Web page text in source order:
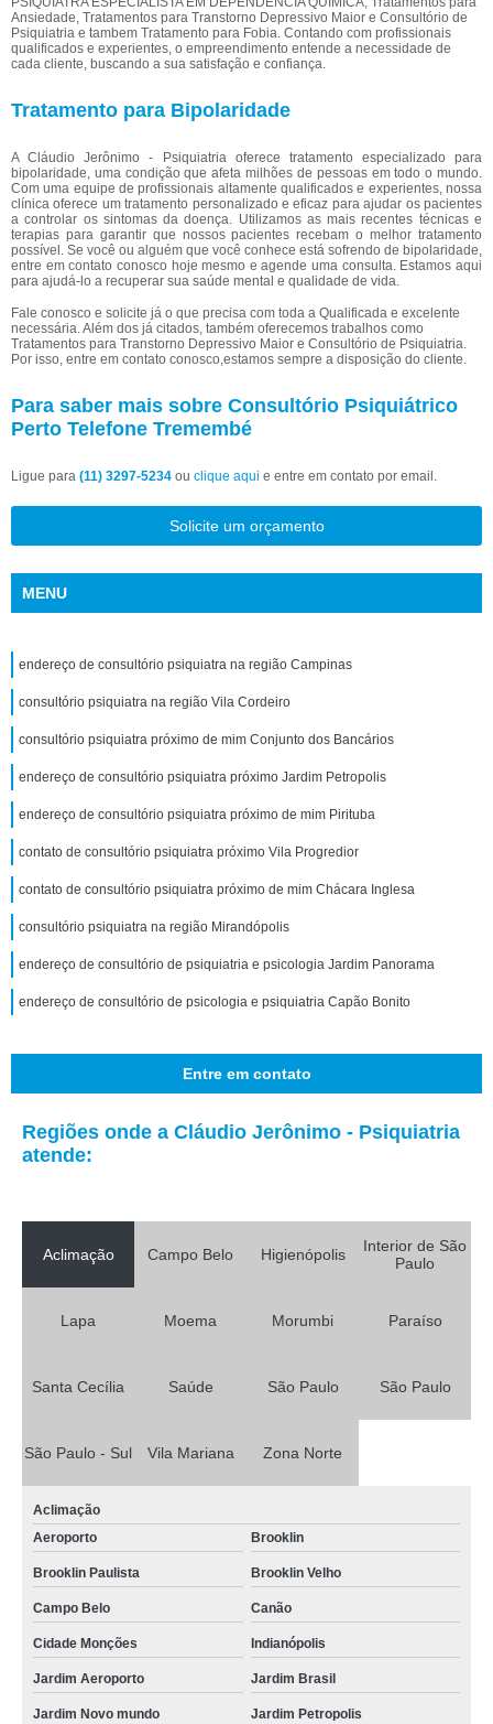
Ansiedade, Tratamentos para Transtorno Depressivo Maior e Consultório de
Psiquiatria e tambem Tratamento para Fobia. Contando com profissionais
qualificados e experientes, o empreendimento entende a necessidade de
cada cliente, buscando a sua satisfação e confiança.
Tratamento para Bipolaridade
A Cláudio Jerônimo - Psiquiatria oferece tratamento especializado para
bipolaridade, uma condição que afeta milhões de pessoas em todo o mundo.
Com uma equipe de profissionais altamente qualificados e experientes, nossa
clínica oferece um tratamento personalizado e eficaz para ajudar os pacientes
a controlar os sintomas da doença. Utilizamos as mais recentes técnicas e
terapias para garantir que nossos pacientes recebam o melhor tratamento
possível. Se você ou alguém que você conhece está sofrendo de bipolaridade,
entre em contato conosco hoje mesmo e agende uma consulta. Estamos aqui
para ajudá-lo a recuperar sua saúde mental e qualidade de vida.
Fale conosco e solicite já o que precisa com toda a Qualificada e excelente
necessária. Além dos já citados, também oferecemos trabalhos como
Tratamentos para Transtorno Depressivo Maior e Consultório de Psiquiatria.
Por isso, entre em contato conosco,estamos sempre a disposição do cliente.
Para saber mais sobre Consultório Psiquiátrico
Perto Telefone Tremembé
Ligue para (11) 3297-5234 ou clique aqui e entre em contato por email.
Solicite um orçamento
MENU
endereço de consultório psiquiatra na região Campinas
consultório psiquiatra na região Vila Cordeiro
consultório psiquiatra próximo de mim Conjunto dos Bancários
endereço de consultório psiquiatra próximo Jardim Petropolis
endereço de consultório psiquiatra próximo de mim Pirituba
contato de consultório psiquiatra próximo Vila Progredior
contato de consultório psiquiatra próximo de mim Chácara Inglesa
consultório psiquiatra na região Mirandópolis
endereço de consultório de psiquiatria e psicologia Jardim Panorama
endereço de consultório de psicologia e psiquiatria Capão Bonito
Entre em contato
Regiões onde a Cláudio Jerônimo - Psiquiatria
atende:
Aclimação Campo Belo Higienópolis
Interior de São
Paulo
Lapa Moema Morumbi Paraíso
Santa Cecília Saúde São Paulo São Paulo
São Paulo - Sul Vila Mariana Zona Norte
Aclimação
Aeroporto
Brooklin
Brooklin Paulista Brooklin Velho
Campo Belo Canão
Cidade Monções Indianópolis
Jardim Aeroporto Jardim Brasil
Jardim Novo mundo Jardim Petropolis